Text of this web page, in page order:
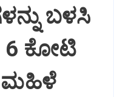
ಬಳಸಿ
6 ಕೋಟಿ
ಮಹಿಳೆ